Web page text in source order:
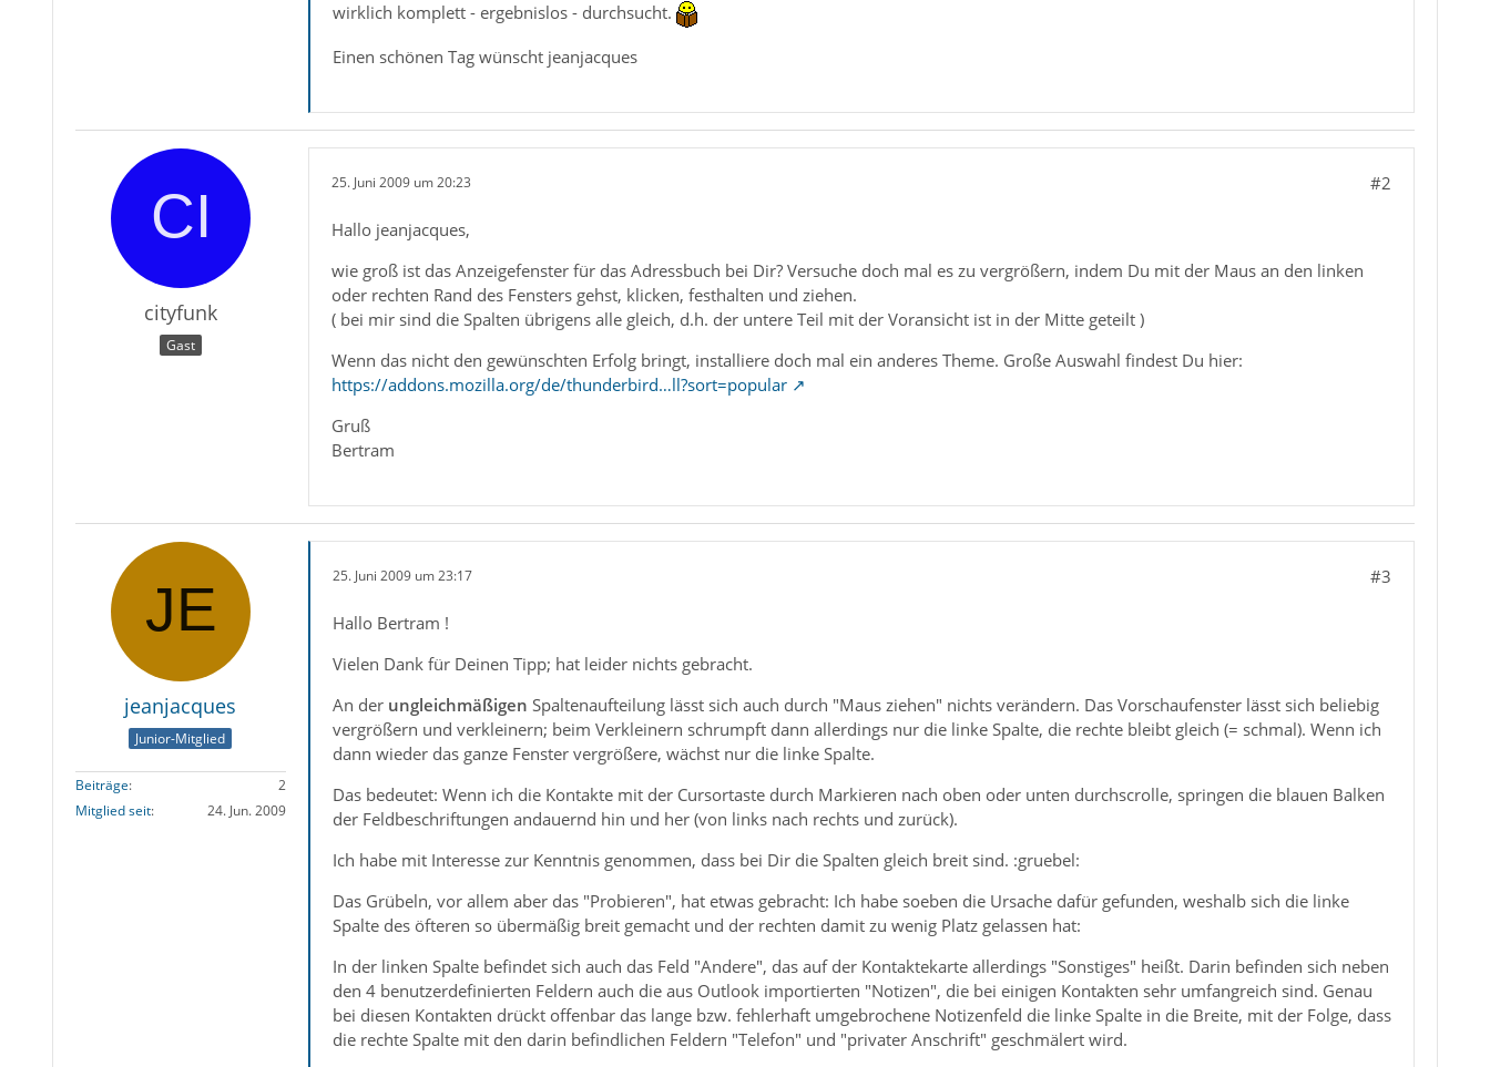
wirklich komplett - ergebnislos - durchsucht.
Einen schönen Tag wünscht jeanjacques
cityfunk
Gast
25. Juni 2009 um 20:23 #2
Hallo jeanjacques,
wie groß ist das Anzeigefenster für das Adressbuch bei Dir? Versuche doch mal es zu vergrößern, indem Du mit der Maus an den linken
oder rechten Rand des Fensters gehst, klicken, festhalten und ziehen.
( bei mir sind die Spalten übrigens alle gleich, d.h. der untere Teil mit der Voransicht ist in der Mitte geteilt )
Wenn das nicht den gewünschten Erfolg bringt, installiere doch mal ein anderes Theme. Große Auswahl findest Du hier:
https://addons.mozilla.org/de/thunderbird…ll?sort=popular
Gruß
Bertram
jeanjacques
Junior-Mitglied
Beiträge
2
Mitglied seit
24. Jun. 2009
25. Juni 2009 um 23:17 #3
Hallo Bertram !
Vielen Dank für Deinen Tipp; hat leider nichts gebracht.
An der ungleichmäßigen Spaltenaufteilung lässt sich auch durch "Maus ziehen" nichts verändern. Das Vorschaufenster lässt sich beliebig
vergrößern und verkleinern; beim Verkleinern schrumpft dann allerdings nur die linke Spalte, die rechte bleibt gleich (= schmal). Wenn ich
dann wieder das ganze Fenster vergrößere, wächst nur die linke Spalte.
Das bedeutet: Wenn ich die Kontakte mit der Cursortaste durch Markieren nach oben oder unten durchscrolle, springen die blauen Balken
der Feldbeschriftungen andauernd hin und her (von links nach rechts und zurück).
Ich habe mit Interesse zur Kenntnis genommen, dass bei Dir die Spalten gleich breit sind. :gruebel:
Das Grübeln, vor allem aber das "Probieren", hat etwas gebracht: Ich habe soeben die Ursache dafür gefunden, weshalb sich die linke
Spalte des öfteren so übermäßig breit gemacht und der rechten damit zu wenig Platz gelassen hat:
In der linken Spalte befindet sich auch das Feld "Andere", das auf der Kontaktekarte allerdings "Sonstiges" heißt. Darin befinden sich neben
den 4 benutzerdefinierten Feldern auch die aus Outlook importierten "Notizen", die bei einigen Kontakten sehr umfangreich sind. Genau
bei diesen Kontakten drückt offenbar das lange bzw. fehlerhaft umgebrochene Notizenfeld die linke Spalte in die Breite, mit der Folge, dass
die rechte Spalte mit den darin befindlichen Feldern "Telefon" und "privater Anschrift" geschmälert wird.